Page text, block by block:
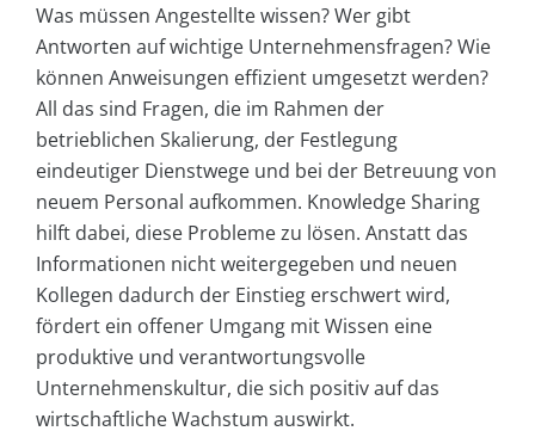
Was müssen Angestellte wissen? Wer gibt
Antworten auf wichtige Unternehmensfragen? Wie
können Anweisungen effizient umgesetzt werden?
All das sind Fragen, die im Rahmen der
betrieblichen Skalierung, der Festlegung
eindeutiger Dienstwege und bei der Betreuung von
neuem Personal aufkommen. Knowledge Sharing
hilft dabei, diese Probleme zu lösen. Anstatt das
Informationen nicht weitergegeben und neuen
Kollegen dadurch der Einstieg erschwert wird,
fördert ein offener Umgang mit Wissen eine
produktive und verantwortungsvolle
Unternehmenskultur, die sich positiv auf das
wirtschaftliche Wachstum auswirkt.